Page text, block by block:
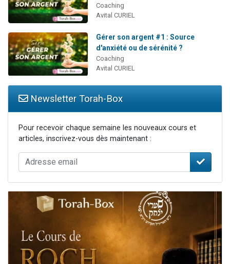
Coaching
Avital CURIEL
Gérer son argent #1 : Source
d'anxiété ou de sérénité ?
Coaching
Avital CURIEL
Newsletter Torah-Box
Pour recevoir chaque semaine les nouveaux cours et
articles, inscrivez-vous dès maintenant :